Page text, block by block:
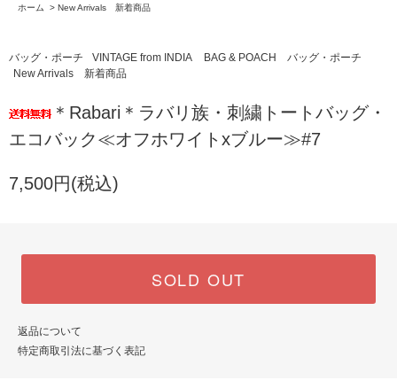
ホーム
> New Arrivals 新着商品
バッグ・ポーチ VINTAGE from INDIA
BAG & POACH バッグ・ポーチ
New Arrivals 新着商品
＊Rabari＊ラバリ族・刺繍トートバッグ・
エコバック≪オフホワイトxブルー≫#7
7,500円(税込)
SOLD OUT
返品について
特定商取引法に基づく表記